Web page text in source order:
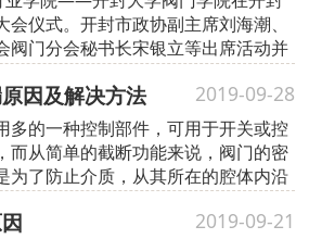
仪式。开封市政协副主席刘海潮、
阀门分会秘书长宋银立等出席活动并
因及解决方法 2019-09-28
多的一种控制部件，可用于开关或控
而从简单的截断功能来说，阀门的密
为了防止介质，从其所在的腔体内沿
2019-09-21